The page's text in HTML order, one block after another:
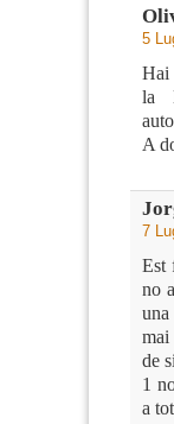
5
Hai
la
A
7
Est
no
mai
de
1
a